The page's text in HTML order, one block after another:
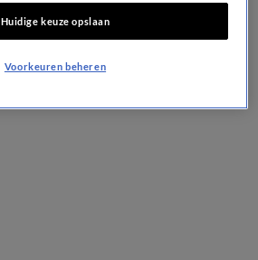
Huidige keuze opslaan
Voorkeuren beheren